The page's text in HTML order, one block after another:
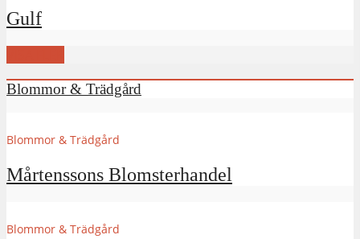
Gulf
Blommor & Trädgård
Blommor & Trädgård
Mårtenssons Blomsterhandel
Blommor & Trädgård